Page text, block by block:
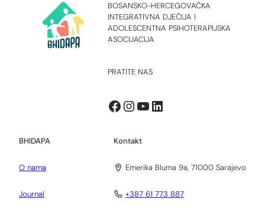
BOSANSKO-HERCEGOVAČKA
INTEGRATIVNA DJEČIJA I
ADOLESCENTNA PSIHOTERAPIJSKA
ASOCIJACIJA
PRATITE NAS
Facebook
Instagram
YouTube
LinkedIn
BHIDAPA
O nama
Journal
Kontakt
Emerika Bluma 9a, 71000 Sarajevo
+387 61 773 887